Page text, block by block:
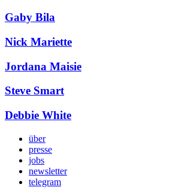
Gaby Bila
Nick Mariette
Jordana Maisie
Steve Smart
Debbie White
über
presse
jobs
newsletter
telegram